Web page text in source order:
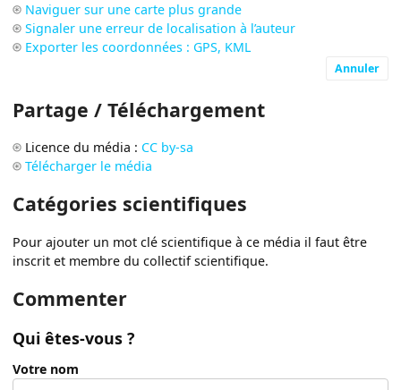
Naviguer sur une carte plus grande
Signaler une erreur de localisation à l’auteur
Exporter les coordonnées : GPS, KML
Annuler
Partage / Téléchargement
Licence du média : CC by-sa
Télécharger le média
Catégories scientifiques
Pour ajouter un mot clé scientifique à ce média il faut être
inscrit et membre du collectif scientifique.
Commenter
Qui êtes-vous ?
Votre nom